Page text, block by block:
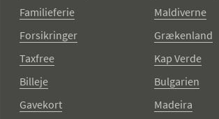
Familieferie
Forsikringer
Taxfree
Billeje
Gavekort
Maldiverne
Grækenland
Kap Verde
Bulgarien
Madeira